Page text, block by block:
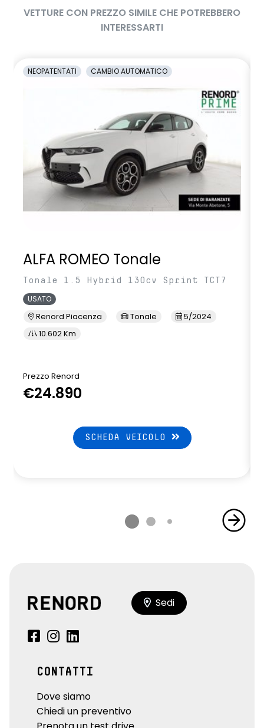
VETTURE CON PREZZO SIMILE CHE POTREBBERO
INTERESSARTI
NEOPATENTATI CAMBIO AUTOMATICO
ALFA ROMEO Tonale
Tonale 1.5 Hybrid 130cv Sprint TCT7
USATO
Renord Piacenza Tonale
5/2024
10.602 Km
Prezzo Renord
€24.890
SCHEDA VEICOLO
Sedi
CONTATTI
Dove siamo
Chiedi un preventivo